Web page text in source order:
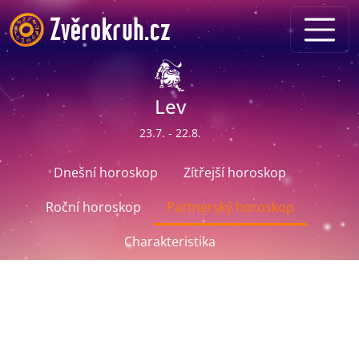
Lev
23.7. - 22.8.
Dnešní horoskop
Zítřejší horoskop
Roční horoskop
Partnerský horoskop
Charakteristika